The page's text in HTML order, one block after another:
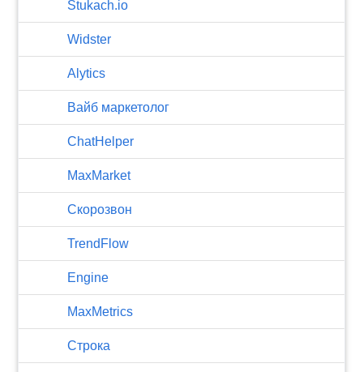
Stukach.io
Widster
Alytics
Вайб маркетолог
ChatHelper
MaxMarket
Скорозвон
TrendFlow
Engine
MaxMetrics
Строка